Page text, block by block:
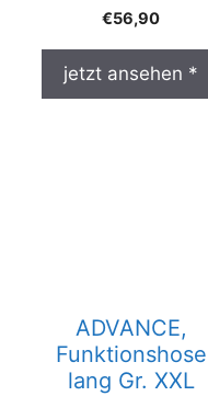
€56,90
jetzt ansehen *
ADVANCE,
Funktionshose
lang Gr. XXL